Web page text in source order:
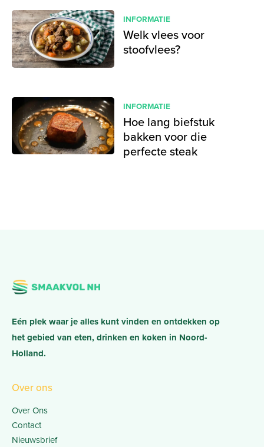
INFORMATIE
Welk vlees voor
stoofvlees?
INFORMATIE
Hoe lang biefstuk
bakken voor die
perfecte steak
Eén plek waar je alles kunt vinden en ontdekken op
het gebied van eten, drinken en koken in Noord-
Holland.
Over ons
Over Ons
Contact
Nieuwsbrief